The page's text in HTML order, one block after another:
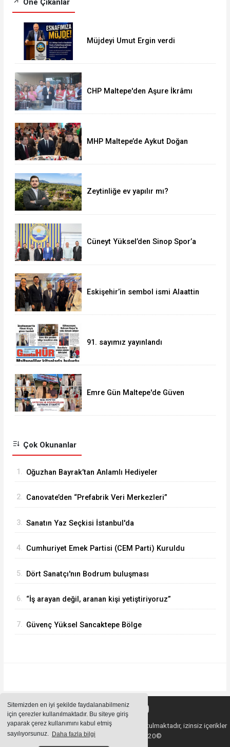
Sitemizden en iyi şekilde faydalanabilmeniz
için çerezler kullanılmaktadır. Bu siteye giriş
yaparak çerez kullanımını kabul etmiş
sayılıyorsunuz. Daha fazla bilgi
Öne Çıkanlar
Müjdeyi Umut Ergin verdi
CHP Maltepe'den Aşure İkrâmı
MHP Maltepe’de Aykut Doğan
Zeytinliğe ev yapılır mı?
Cüneyt Yüksel’den Sinop Spor’a
Eskişehir’in sembol ismi Alaattin
91. sayımız yayınlandı
Emre Gün Maltepe'de Güven
Çok Okunanlar
1. Oğuzhan Bayrak’tan Anlamlı Hediyeler
2. Canovate’den “Prefabrik Veri Merkezleri”
3. Sanatın Yaz Seçkisi İstanbul'da
4. Cumhuriyet Emek Partisi (CEM Parti) Kuruldu
5. Dört Sanatçı'nın Bodrum buluşması
6. “İş arayan değil, aranan kişi yetiştiriyoruz”
7. Güvenç Yüksel Sancaktepe Bölge
Sitemizde bulunan içeriklerin tüm hakları saklı tutulmaktadır, izinsiz içerikler
kullanılamaz. Copyright 2020©